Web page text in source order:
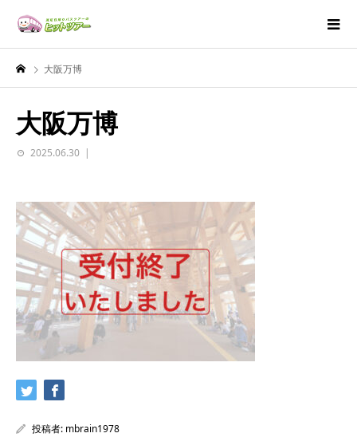
大阪万博
大阪万博
2025.06.30
投稿者: mbrain1978